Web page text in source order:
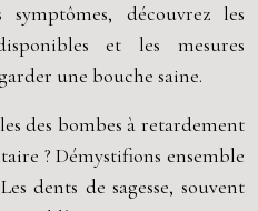
découvrez les
et les mesures
une bouche saine.
des bombes à retardement
? Démystifions ensemble
dents de sagesse, souvent